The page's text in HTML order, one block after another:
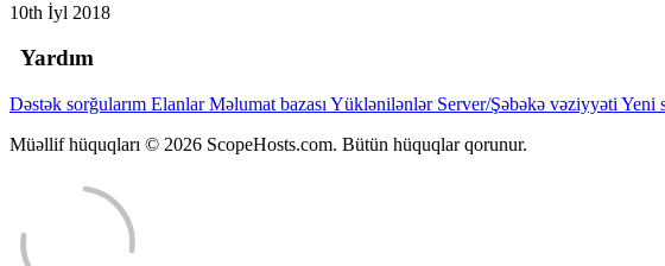
10th İyl 2018
Yardım
Dəstək sorğularım ElanlarMəlumat bazası Yüklənilənlər Server/Şəbəkə vəziyyəti Yeni
Müəllif hüquqları © 2026 ScopeHosts.com. Bütün hüquqlar qorunur.